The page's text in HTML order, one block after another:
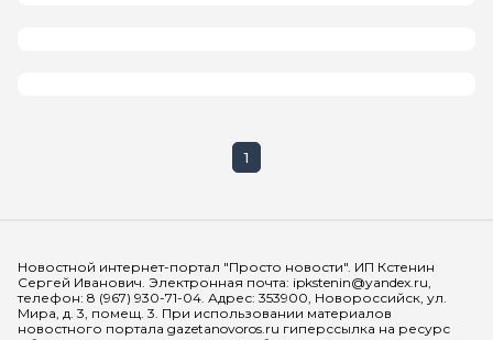
1
Новостной интернет-портал "Просто новости". ИП Кстенин
Сергей Иванович. Электронная почта: ipkstenin@yandex.ru,
телефон: 8 (967) 930-71-04. Адрес: 353900, Новороссийск, ул.
Мира, д. 3, помещ. 3. При использовании материалов
новостного портала gazetanovoros.ru гиперссылка на ресурс